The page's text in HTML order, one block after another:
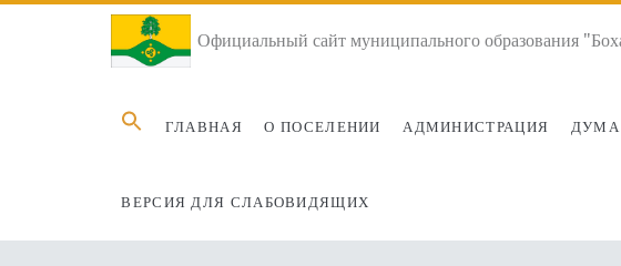
Официальный сайт муниципального образования
Search
for:
ГЛАВНАЯ О ПОСЕЛЕНИИ АДМИНИСТРАЦИЯ ДУМА
ВЕРСИЯ ДЛЯ СЛАБОВИДЯЩИХ